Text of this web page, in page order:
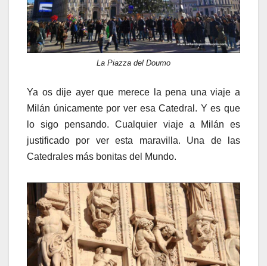
La Piazza del Doumo
Ya os dije ayer que merece la pena una viaje a
Milán únicamente por ver esa Catedral. Y es que
lo sigo pensando. Cualquier viaje a Milán es
justificado por ver esta maravilla. Una de las
Catedrales más bonitas del Mundo.